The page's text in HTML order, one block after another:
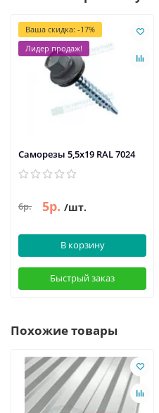
Ваша скидка: -17%
Лидер продаж!
Саморезы 5,5х19 RAL 7024
6р. 5р. /шт.
В корзину
Быстрый заказ
Похожие товары